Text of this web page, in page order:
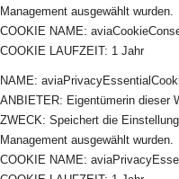
Management ausgewählt wurden.
COOKIE NAME:
COOKIE LAUFZEIT: 1 Jahr
NAME:
ANBIETER: Eigentümerin dieser
ZWECK: Speichert die
Management ausgewählt wurden.
COOKIE NAME: